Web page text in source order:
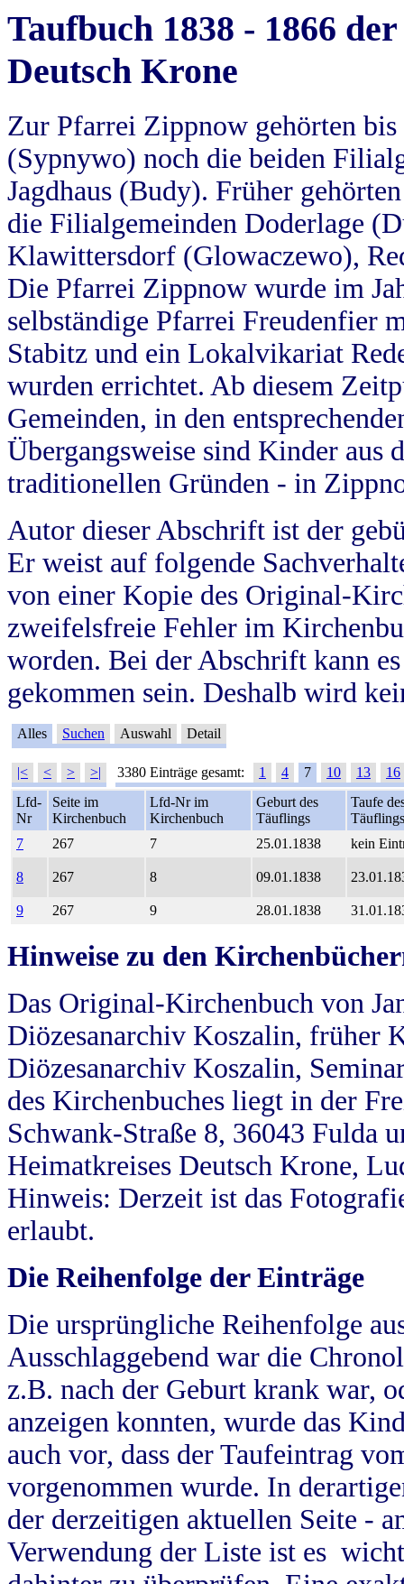
Taufbuch 1838 - 1866
Deutsch Krone
Zur Pfarrei Zippnow gehörten
(Sypnywo) noch die beiden
Jagdhaus (Budy). Früher
die Filialgemeinden Doderlage
Klawittersdorf (Glowaczewo),
Die Pfarrei Zippnow wurde im
selbständige Pfarrei Freudenfier
Stabitz und ein Lokalvikariat
wurden errichtet. Ab diesem
Gemeinden, in den
Übergangsweise sind Kinder aus
traditionellen Gründen - in
Autor dieser Abschrift ist der
Er weist auf folgende
von einer Kopie des Original-
zweifelsfreie Fehler im
worden. Bei der Abschrift kann
gekommen sein. Deshalb wird
Alles Suchen Auswahl Detail
|< < > >| 3380 Einträge gesamt: 1 4 7 10 13
16
Lfd-
Nr
Seite im
Kirchenbuch
Lfd-Nr im
Kirchenbuch
Geburt des
Täuflings
Taufe
Täuflings
7
267 7 25.01.1838 kein
8 267 8 09.01.1838
9 267 9 28.01.1838
Hinweise zu den
Das Original-Kirchenbuch von
Diözesanarchiv Koszalin, früher
Diözesanarchiv Koszalin,
des Kirchenbuches liegt in der
Schwank-Straße 8, 36043 Fulda
Heimatkreises Deutsch Krone,
Hinweis: Derzeit ist das
erlaubt.
Die Reihenfolge der Einträge
Die ursprüngliche Reihenfolge
Ausschlaggebend war die
z.B. nach der Geburt krank war,
anzeigen konnten, wurde das
auch vor, dass der Taufeintrag
vorgenommen wurde. In
der derzeitigen aktuellen Seite -
Verwendung der Liste ist es